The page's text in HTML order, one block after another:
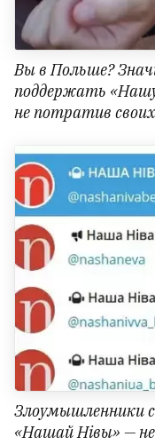
Вы в Польше?
поддержать
не потратив
Злоумышленники
«Нашай Нівы» —